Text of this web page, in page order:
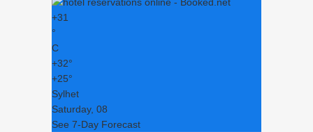
+31
°
C
+32°
+25°
Sylhet
Saturday, 08
See 7-Day Forecast